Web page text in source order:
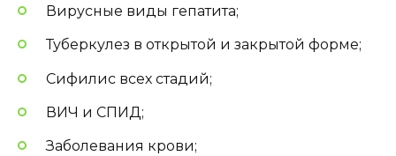
Вирусные виды гепатита;
Туберкулез в открытой и закрытой форме;
Сифилис всех стадий;
ВИЧ и СПИД;
Заболевания крови;